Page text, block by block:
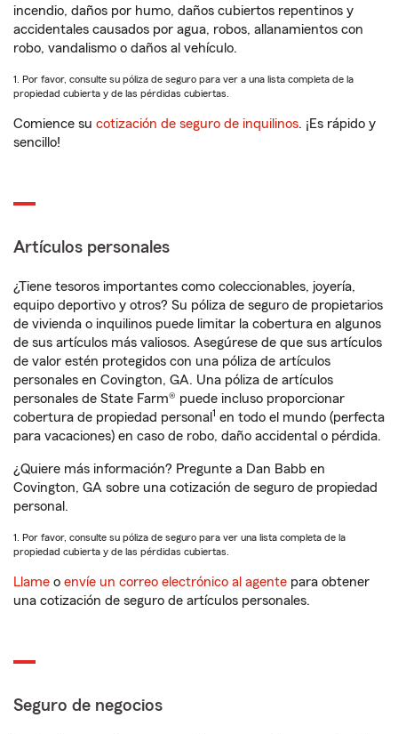
incendio, daños por humo, daños cubiertos repentinos y
accidentales causados por agua, robos, allanamientos con
robo, vandalismo o daños al vehículo.
1. Por favor, consulte su póliza de seguro para ver a una lista completa de la
propiedad cubierta y de las pérdidas cubiertas.
Comience su cotización de seguro de inquilinos. ¡Es rápido y
sencillo!
Artículos personales
¿Tiene tesoros importantes como coleccionables, joyería,
equipo deportivo y otros? Su póliza de seguro de propietarios
de vivienda o inquilinos puede limitar la cobertura en algunos
de sus artículos más valiosos. Asegúrese de que sus artículos
de valor estén protegidos con una póliza de artículos
personales en Covington, GA. Una póliza de artículos
personales de State Farm® puede incluso proporcionar
cobertura de propiedad personal 1 en todo el mundo (perfecta
para vacaciones) en caso de robo, daño accidental o pérdida.
¿Quiere más información? Pregunte a Dan Babb en
Covington, GA sobre una cotización de seguro de propiedad
personal.
1. Por favor, consulte su póliza de seguro para ver una lista completa de la
propiedad cubierta y de las pérdidas cubiertas.
Llame o envíe un correo electrónico al agente para obtener
una cotización de seguro de artículos personales.
Seguro de negocios